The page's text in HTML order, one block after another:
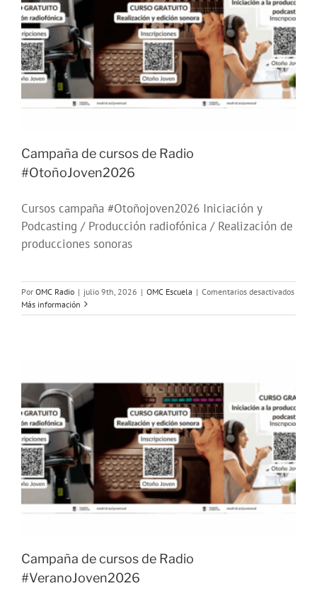
Campaña de cursos de Radio
#OtoñoJoven2026
Cursos campaña #Otoñojoven2026 Iniciación y
Podcasting / Producción radiofónica / Realización de
producciones sonoras
Por OMC Radio | julio 9th, 2026 | OMC Escuela | Comentarios desactivadosen
de
Más información
Campaña de cursos de Radio
#VeranoJoven2026